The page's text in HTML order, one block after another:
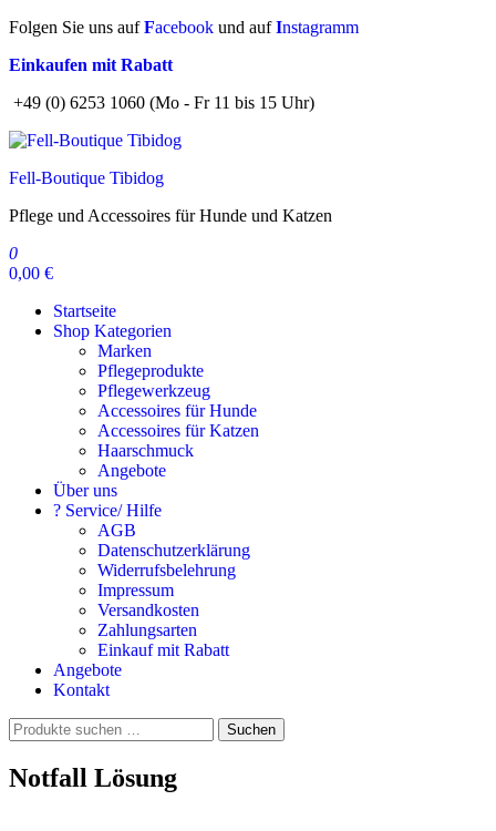
Zum
springen
Folgen Sie uns aufFacebook und aufInstagramm
Einkaufen mit Rabatt
+49 (0) 6253 1060 (Mo - Fr 11 bis 15 Uhr)
Fell-Boutique Tibidog
Pflege und Accessoires für Hunde und Katzen
0
0,00 €
Startseite
Shop Kategorien
Marken
Pflegeprodukte
Pflegewerkzeug
Accessoires für Hunde
Accessoires für Katzen
Haarschmuck
Angebote
Über uns
? Service/ Hilfe
AGB
Datenschutzerklärung
Widerrufsbelehrung
Impressum
Versandkosten
Zahlungsarten
Einkauf mit Rabatt
Angebote
Kontakt
Suchen
nach:
Suchen
Notfall Lösung